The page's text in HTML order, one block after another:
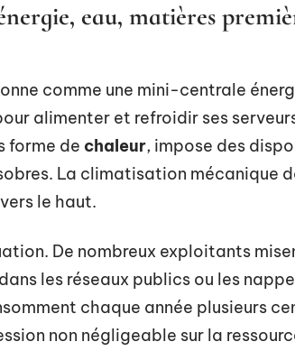
eau, matières
comme une mini-centrale
alimenter et refroidir ses
forme de chaleur, impose des
La climatisation mécanique
le haut.
De nombreux exploitants
les réseaux publics ou les
chaque année plusieurs
non négligeable sur la